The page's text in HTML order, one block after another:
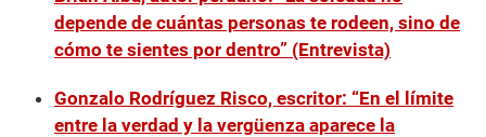
depende de cuántas personas te rodeen, sino de
cómo te sientes por dentro” (Entrevista)
Gonzalo Rodríguez Risco, escritor: “En el límite
entre la verdad y la vergüenza aparece la